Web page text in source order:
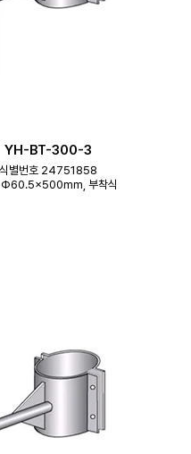
YH-BT-300-3
식별번호 24751858
규격 Φ60.5×500mm, 부착식